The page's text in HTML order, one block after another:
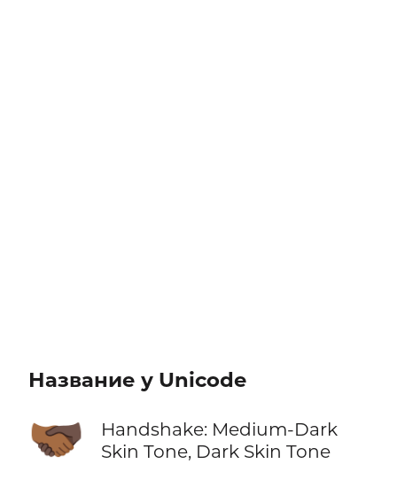
Название у Unicode
🫱🏾‍🫲🏿
Handshake: Medium-Dark
Skin Tone, Dark Skin Tone